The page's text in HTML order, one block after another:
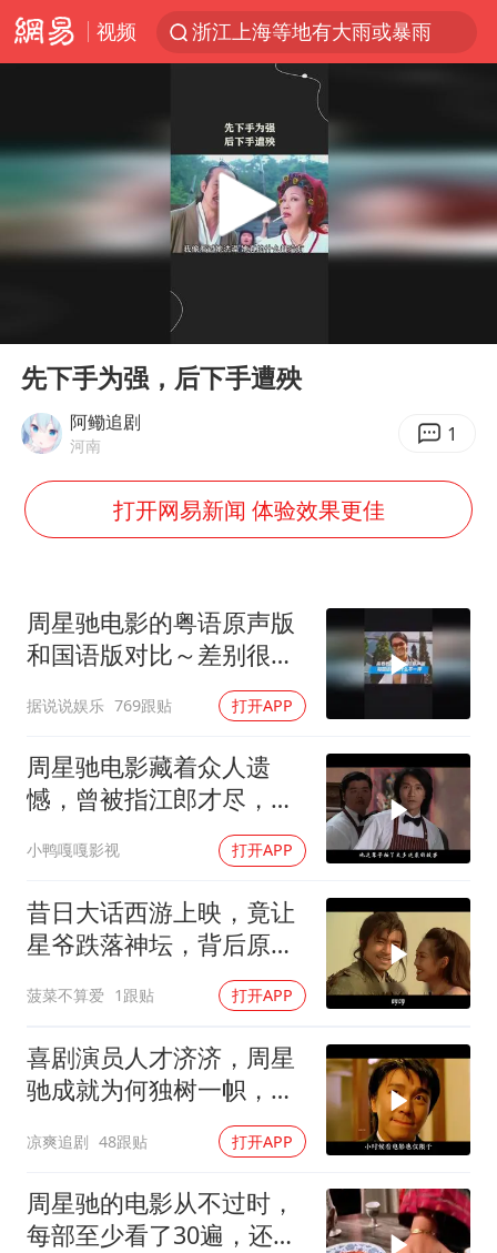
视频
浙江上海等地有大雨或暴雨
黄金牛市回来了吗
沙巴土签协议 中东变天了吗
情侣平潭拍日出坠崖1死1伤
上四休三，但降薪1000元，你接受吗？
西湖突现狂风暴雨 游客瞬间被浇透
《欢迎来龙餐馆》口碑
茅台部分直营店飞天茅台提价
酒店回应车内过夜被收150元
商场现钱学森巨幅海报 负责人回应
乐享全民健身 共筑健康中国
Play
先下手为强，后下手遭殃
阿鳓追剧
河南 1
打开网易新闻 体验效果更佳
周星驰电影的粤语原声版
和国语版对比～差别很
大！讲粤语的星爷才是他
自己！
据说说娱乐 769跟贴 打开APP
周星驰电影藏着众人遗
憾，曾被指江郎才尽，背
小鸭嘎嘎影视 打开APP
昔日大话西游上映，竟让
星爷跌落神坛，背后原因
菠菜不算爱 1跟贴 打开APP
喜剧演员人才济济，周星
驰成就为何独树一帜，他
凉爽追剧 48跟贴 打开APP
周星驰的电影从不过时，
每部至少看了30遍，还是